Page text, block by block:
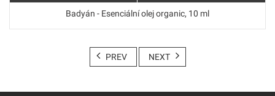
Badyán - Esenciální olej organic, 10 ml
PREV NEXT